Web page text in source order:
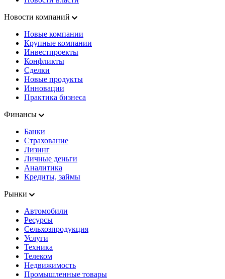
Новости компаний
Новые компании
Крупные компании
Инвестпроекты
Конфликты
Сделки
Новые продукты
Инновации
Практика бизнеса
Финансы
Банки
Страхование
Лизинг
Личные деньги
Аналитика
Кредиты, займы
Рынки
Автомобили
Ресурсы
Сельхозпродукция
Услуги
Техника
Телеком
Недвижимость
Промышленные товары